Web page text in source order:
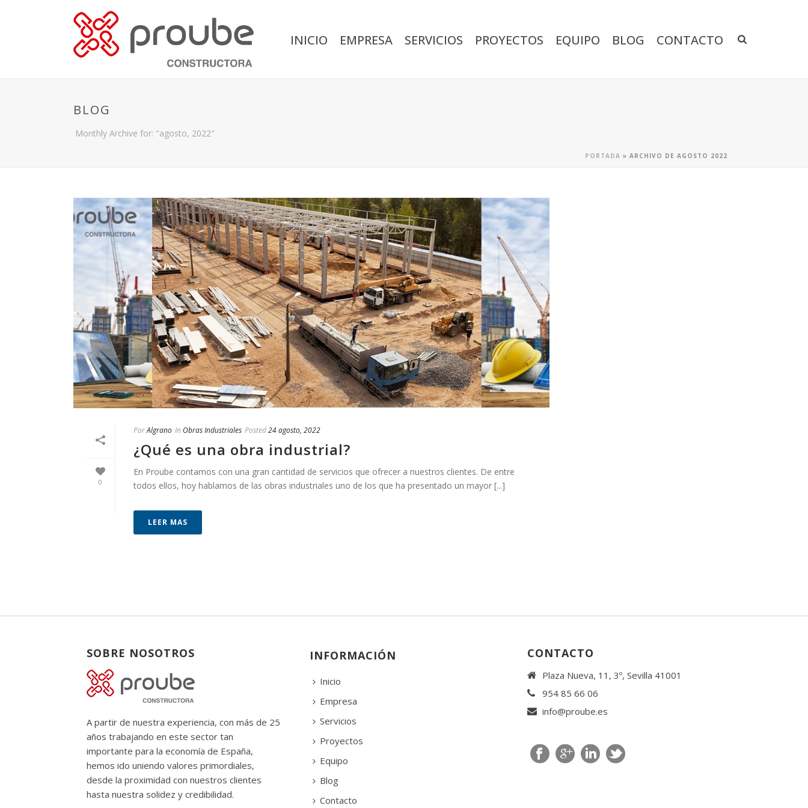
INICIO EMPRESA SERVICIOS PROYECTOS EQUIPO BLOG CONTACTO
BLOG
Monthly Archive for: "agosto, 2022"
PORTADA » ARCHIVO DE AGOSTO 2022
0
PorAlgrano In Obras Industriales Posted24 agosto, 2022
¿Qué es una obra industrial?
En Proube contamos con una gran cantidad de servicios que ofrecer a nuestros clientes. De entre
todos ellos, hoy hablamos de las obras industriales uno de los que ha presentado un mayor [...]
LEER MAS
SOBRE NOSOTROS
A partir de nuestra experiencia, con más de 25
años trabajando en este sector tan
importante para la economía de España,
hemos ido uniendo valores primordiales,
desde la proximidad con nuestros clientes
hasta nuestra solidez y credibilidad.
INFORMACIÓN
Inicio
Empresa
Servicios
Proyectos
Equipo
Blog
Contacto
CONTACTO
Plaza Nueva, 11, 3º, Sevilla 41001
954 85 66 06
info@proube.es